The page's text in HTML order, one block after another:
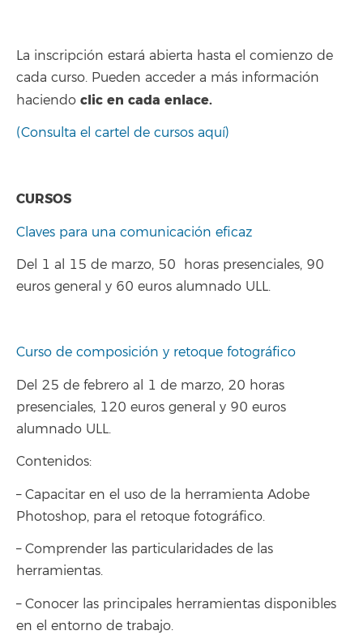
La inscripción estará abierta hasta el comienzo de
cada curso. Pueden acceder a más información
haciendo clic en cada enlace.
(Consulta el cartel de cursos aquí)
CURSOS
Claves para una comunicación eficaz
Del 1 al 15 de marzo, 50 horas presenciales, 90
euros general y 60 euros alumnado ULL.
Curso de composición y retoque fotográfico
Del 25 de febrero al 1 de marzo, 20 horas
presenciales, 120 euros general y 90 euros
alumnado ULL.
Contenidos:
– Capacitar en el uso de la herramienta Adobe
Photoshop, para el retoque fotográfico.
– Comprender las particularidades de las
herramientas.
– Conocer las principales herramientas disponibles
en el entorno de trabajo.